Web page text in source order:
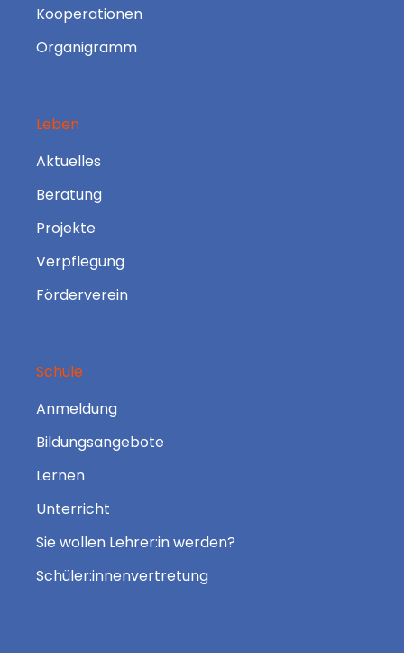
Kooperationen
Organigramm
Leben
Aktuelles
Beratung
Projekte
Verpflegung
Förderverein
Schule
Anmeldung
Bildungsangebote
Lernen
Unterricht
Sie wollen Lehrer:in werden?
Schüler:innenvertretung